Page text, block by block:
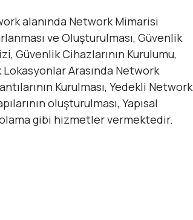
alanında Network Mimarisi
ve Oluşturulması, Güvenlik
Güvenlik Cihazlarının Kurulumu,
Lokasyonlar Arasında Network
Kurulması, Yedekli Network
oluşturulması, Yapısal
gibi hizmetler vermektedir.